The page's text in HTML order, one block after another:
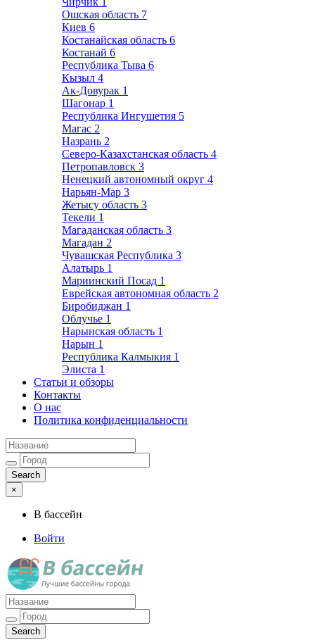
Ошская область 7
Киев 6
Костанайская область 6
Костанай 6
Республика Тыва 6
Кызыл 4
Ак-Довурак 1
Шагонар 1
Республика Ингушетия 5
Магас 2
Назрань 2
Северо-Казахстанская область 4
Петропавловск 3
Ненецкий автономный округ 4
Нарьян-Мар 3
Жетысу область 3
Текели 1
Магаданская область 3
Магадан 2
Чувашская Республика 3
Алатырь 1
Мариинский Посад 1
Еврейская автономная область 2
Биробиджан 1
Облучье 1
Нарынская область 1
Нарын 1
Республика Калмыкия 1
Элиста 1
Статьи и обзоры
Контакты
О нас
Политика конфиденциальности
×
В бассейн
Войти
Лучшие бассейны города